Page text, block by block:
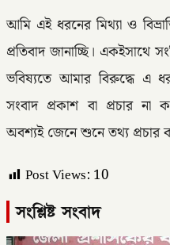
আমি এই ধরনের মিথ্যা ও
প্রতিবাদ জানাচ্ছি। একইসাথে
ভবিষ্যতে আমার বিরুদ্ধে এ
সংবাদ প্রকাশ বা প্রচার না
অবশ্যই জেনে শুনে তথ্য প্রচার
Post Views: 10
সংশ্লিষ্ট সংবাদ